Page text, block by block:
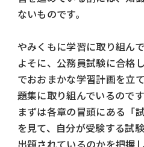
ないものです。
やみくもに学習に取り組ん
よそに、公務員試験に合格
でおおまかな学習計画を立
題集に取り組んでいるのです
まずは各章の冒頭にある「
を見て、自分が受験する試
出題されているのかを把握